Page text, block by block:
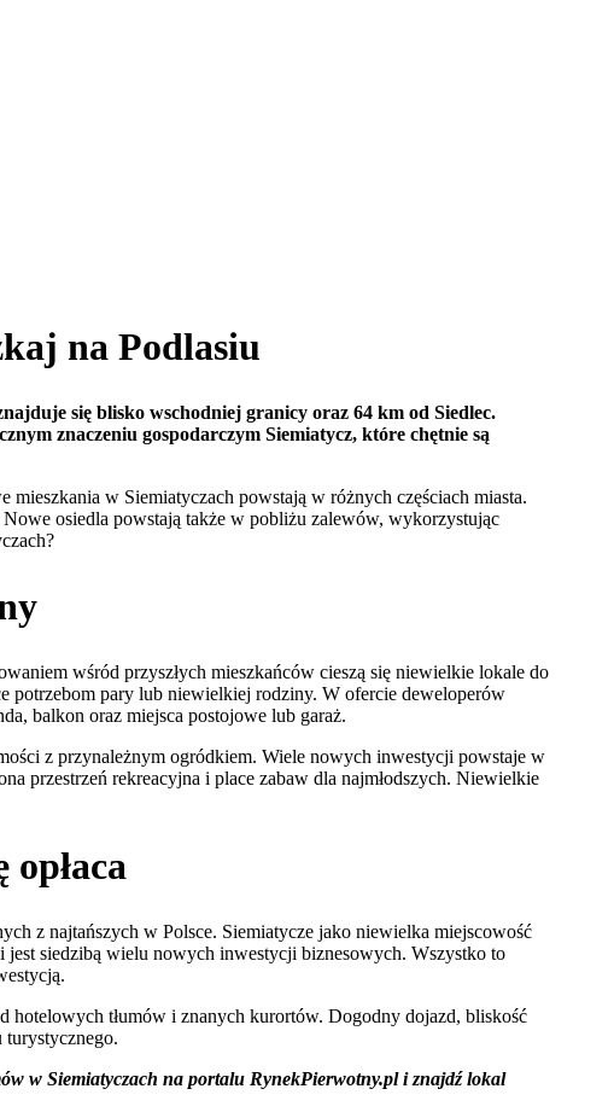
na Podlasiu
się blisko wschodniej granicy oraz 64 km od Siedlec.
znaczeniu gospodarczym Siemiatycz, które chętnie są
w Siemiatyczach powstają w różnych częściach miasta.
osiedla powstają także w pobliżu zalewów, wykorzystując
wśród przyszłych mieszkańców cieszą się niewielkie lokale do
potrzebom pary lub niewielkiej rodziny. W ofercie deweloperów
balkon oraz miejsca postojowe lub garaż.
z przynależnym ogródkiem. Wiele nowych inwestycji powstaje w
przestrzeń rekreacyjna i place zabaw dla najmłodszych. Niewielkie
z najtańszych w Polsce. Siemiatycze jako niewielka miejscowość
jest siedzibą wielu nowych inwestycji biznesowych. Wszystko to
hotelowych tłumów i znanych kurortów. Dogodny dojazd, bliskość
w Siemiatyczach na portalu RynekPierwotny.pl i znajdź lokal